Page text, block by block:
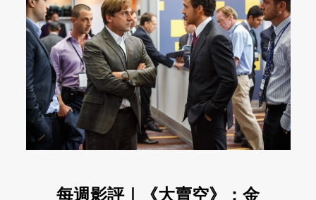
每週影評｜《大賣空》：金